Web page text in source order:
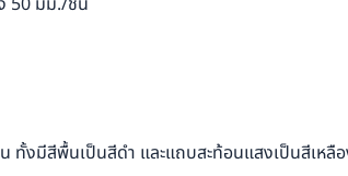
ทั้งมีสีพื้นเป็นสีดำ และแถบสะท้อนแสงเป็นสีเหลื